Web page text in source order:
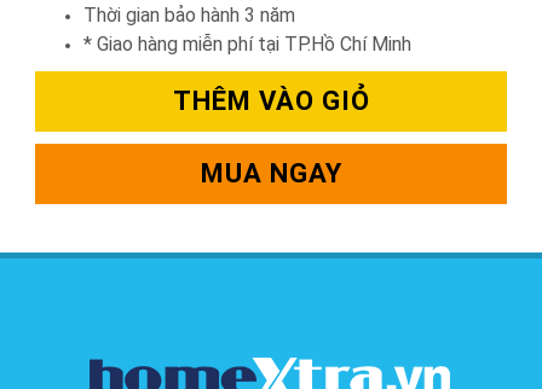
Thời gian bảo hành 3 năm
* Giao hàng miễn phí tại TP.Hồ Chí Minh
THÊM VÀO GIỎ
MUA NGAY